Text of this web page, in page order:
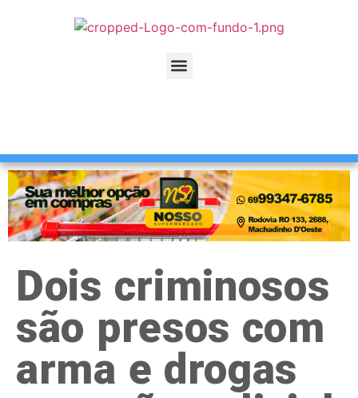
Dois criminosos
são presos com
arma e drogas